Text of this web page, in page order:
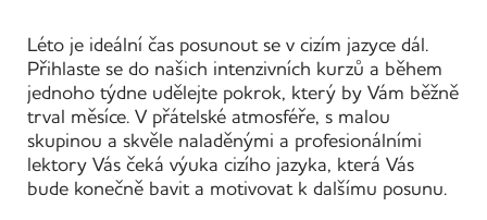
Léto je ideální čas posunout se v cizím jazyce dál.
Přihlaste se do našich intenzivních kurzů a během
jednoho týdne udělejte pokrok, který by Vám běžně
trval měsíce. V přátelské atmosféře, s malou
skupinou a skvěle naladěnými a profesionálními
lektory Vás čeká výuka cizího jazyka, která Vás
bude konečně bavit a motivovat k dalšímu posunu.